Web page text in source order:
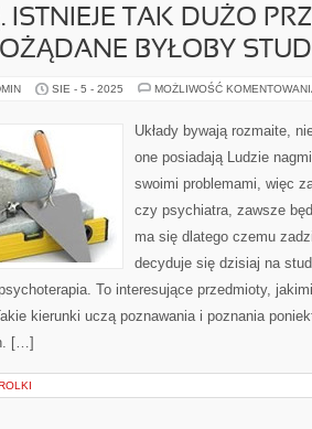
ISTNIEJE TAK DUŻO
BYŁOBY
SIE - 5 - 2025 MOŻLIWOŚĆ
Układy bywają rozmaite,
one posiadają Ludzie
swoimi problemami, więc
czy psychiatra, zawsze
ma się dlatego czemu
decyduje się dzisiaj na
To interesujące przedmioty,
kierunki uczą poznawania i poznania
[…]